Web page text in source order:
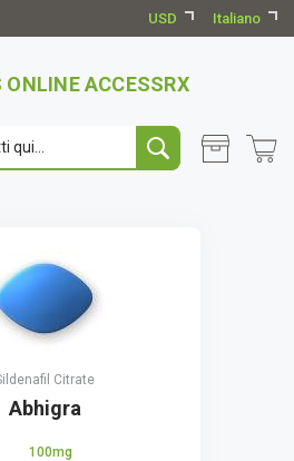
USD Italiano
ONLINE ACCESSRX
Citrate
Abhigra
100mg